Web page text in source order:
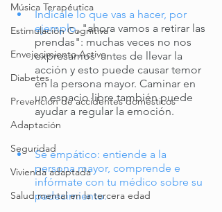
Música Terapéutica
Estimulación Cognitiva
Envejecimiento Activo
Diabetes
Prevención de accidentes domésticos
Adaptación
Seguridad
Vivienda adaptada
Salud mental en la tercera edad
Indícale lo que vas a hacer, por
ejemplo, "ahora vamos a retirar las
prendas": muchas veces no nos
expresamos  antes de llevar la
acción y esto puede causar temor
en la persona mayor. Caminar en
un espacio libre también puede
ayudar a regular la emoción.
Sé empático: entiende a la
persona mayor, comprende e
infórmate con tu médico sobre su
padecimiento.